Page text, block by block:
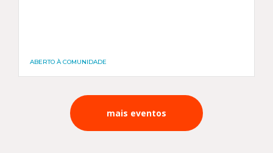
ABERTO À COMUNIDADE
mais eventos